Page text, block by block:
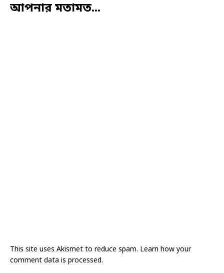
আপনার মতামত...
This site uses Akismet to reduce spam. Learn how your
comment data is processed.